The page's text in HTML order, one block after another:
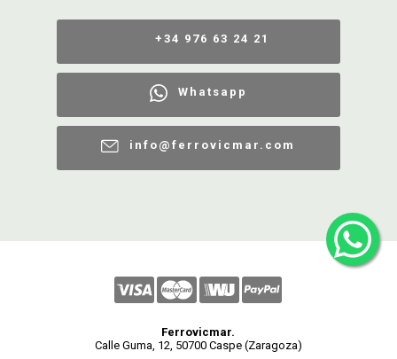
+34 976 63 24 21
Whatsapp
info@ferrovicmar.com
Ferrovicmar.
Calle Guma, 12, 50700 Caspe (Zaragoza)